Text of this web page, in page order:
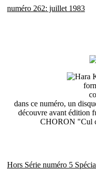
numéro 262: juillet 1983
dans ce numéro, un
découvre avant édition
CHORON "Cul
Hors Série numéro 5